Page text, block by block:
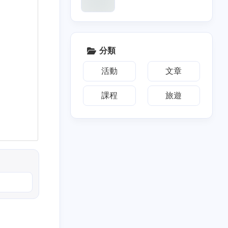
分類
活動 文章
課程 旅遊